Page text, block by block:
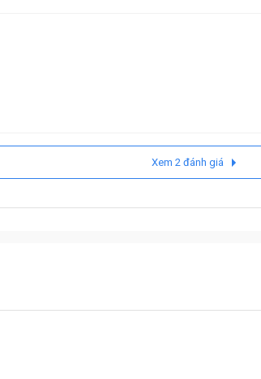
Xem 2 đánh giá